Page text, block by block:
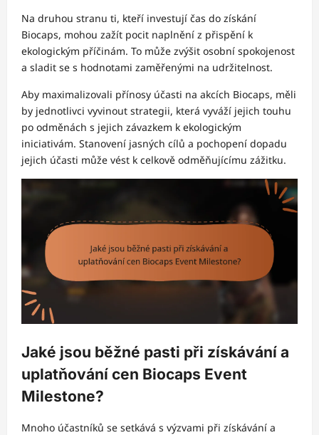
Na druhou stranu ti, kteří investují čas do získání
Biocaps, mohou zažít pocit naplnění z přispění k
ekologickým příčinám. To může zvýšit osobní spokojenost
a sladit se s hodnotami zaměřenými na udržitelnost.
Aby maximalizovali přínosy účasti na akcích Biocaps, měli
by jednotlivci vyvinout strategii, která vyváží jejich touhu
po odměnách s jejich závazkem k ekologickým
iniciativám. Stanovení jasných cílů a pochopení dopadu
jejich účasti může vést k celkově odměňujícímu zážitku.
Jaké jsou běžné pasti při získávání a
uplatňování cen Biocaps Event
Milestone?
Mnoho účastníků se setkává s výzvami při získávání a